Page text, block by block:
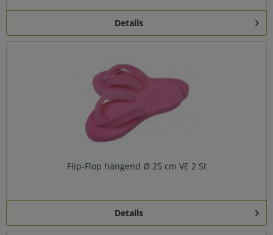
Details
Flip-Flop hängend Ø 25 cm VE 2 St
Details